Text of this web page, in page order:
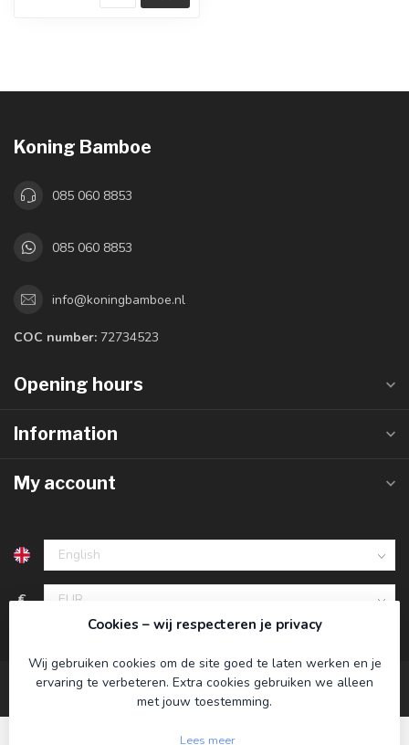
Koning Bamboe
085 060 8853
085 060 8853
info@koningbamboe.nl
COC number: 72734523
Opening hours
Information
My account
€
Cookies – wij respecteren je privacy
Wij gebruiken cookies om de site goed te laten werken en je
ervaring te verbeteren. Extra cookies gebruiken we alleen
met jouw toestemming.
Lees meer